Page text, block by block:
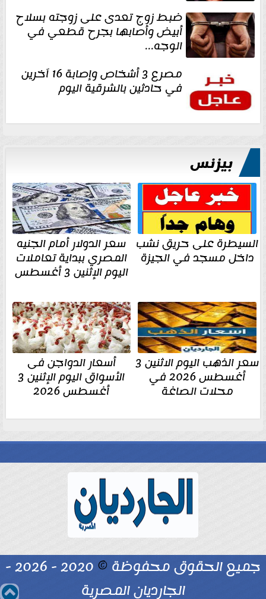
ضبط زوج تعدى على زوجته بسلاح
أبيض وأصابها بجرح قطعي في
الوجه...
مصرع 3 أشخاص وإصابة 16 آخرين
في حادثين بالشرقية اليوم
بيزنس
السيطرة على حريق نشب
داخل مسجد في الجيزة
سعر الدولار أمام الجنيه
المصري ببداية تعاملات
اليوم الإثنين 3 أغسطس
سعر الذهب اليوم الاثنين 3
أغسطس 2026 في
محلات الصاغة
أسعار الدواجن فى
الأسواق اليوم الإثنين 3
أغسطس 2026
جميع الحقوق محفوظة ©
2020 - 2026 -
الجارديان المصرية